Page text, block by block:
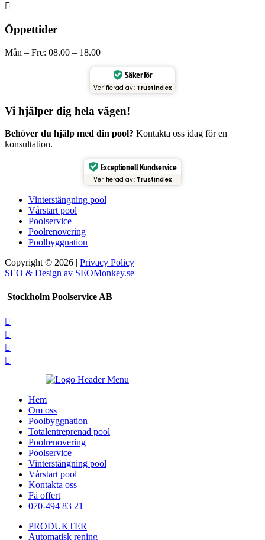

Öppettider
Mån – Fre: 08.00 – 18.00
Säker för
Verifierad av: Trustindex
Vi hjälper dig hela vägen!
Behöver du hjälp med din pool? Kontakta oss idag för en
konsultation.
Exceptionell Kundservice
Verifierad av: Trustindex
Vinterstängning pool
Vårstart pool
Poolservice
Poolrenovering
Poolbyggnation
Copyright © 2026 | Privacy Policy
SEO & Design av SEOMonkey.se
Stockholm Poolservice AB




Hem
Om oss
Poolbyggnation
Totalentreprenad pool
Poolrenovering
Poolservice
Vinterstängning pool
Vårstart pool
Kontakta oss
Få offert
070-494 83 21
PRODUKTER
Automatisk rening